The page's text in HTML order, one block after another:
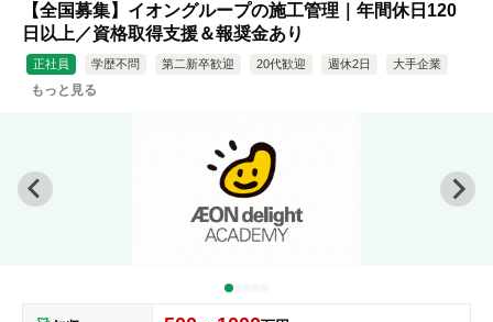
【全国募集】イオングループの施工管理｜年間休日120
日以上／資格取得支援＆報奨金あり
正社員 学歴不問 第二新卒歓迎 20代歓迎 週休2日 大手企業
年収500万円以上
新卒 未経験歓迎
もっと見る